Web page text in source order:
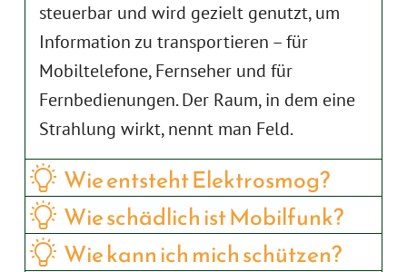
steuerbar und wird gezielt genutzt, um
Information zu transportieren – für
Mobiltelefone, Fernseher und für
Fernbedienungen. Der Raum, in dem eine
Strahlung wirkt, nennt man Feld.
Wie entsteht Elektro­smog?
Wie schädlich ist Mobil­funk?
Wie kann ich mich schützen?